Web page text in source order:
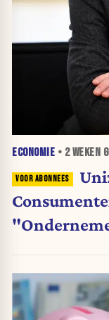
ECONOMIE • 2 WEKEN